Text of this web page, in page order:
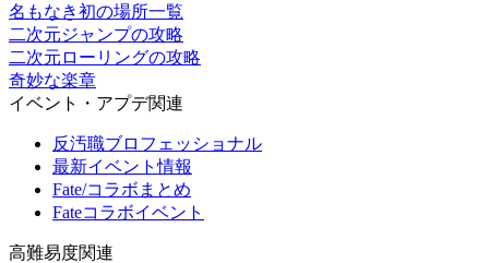
名もなき初の場所一覧
二次元ジャンプの攻略
二次元ローリングの攻略
奇妙な楽章
イベント・アプデ関連
反汚職ブロフェッショナル
最新イベント情報
Fate/コラボまとめ
Fateコラボイベント
高難易度関連